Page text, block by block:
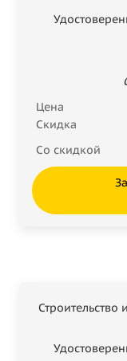
Цена
Скидка
Со скидкой
Строительство